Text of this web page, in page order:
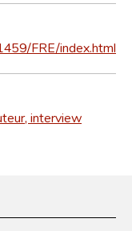
FRE/index.html
interview